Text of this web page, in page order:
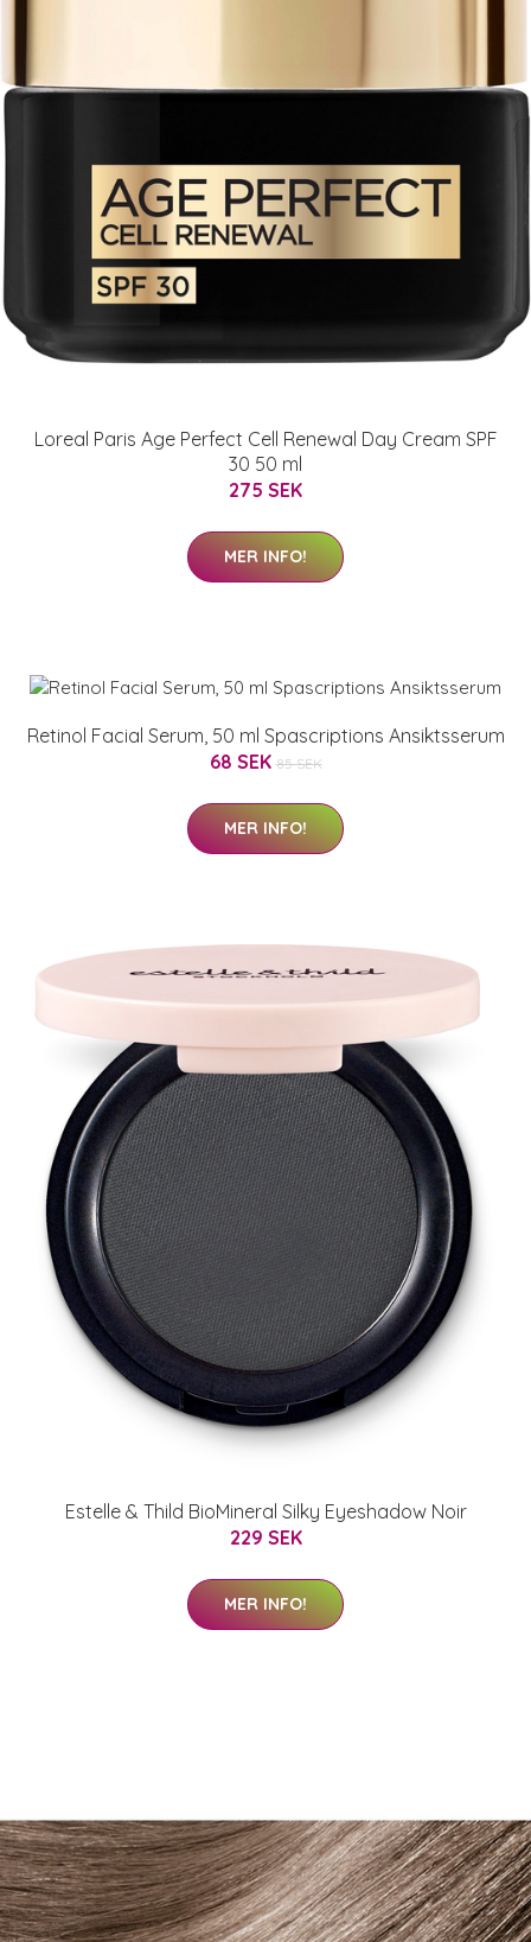
Loreal Paris Age Perfect Cell Renewal Day Cream SPF
30 50 ml
275 SEK
MER INFO!
Retinol Facial Serum, 50 ml Spascriptions Ansiktsserum
68 SEK 85 SEK
MER INFO!
Estelle & Thild BioMineral Silky Eyeshadow Noir
229 SEK
MER INFO!